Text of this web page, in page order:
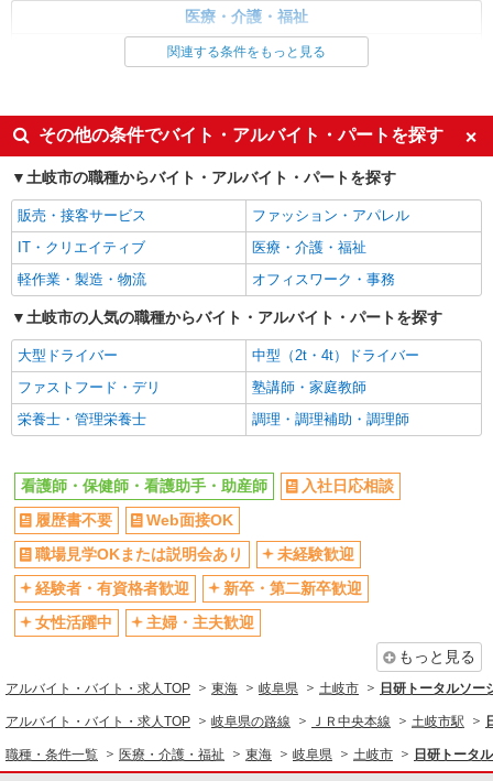
医療・介護・福祉
看護師・保健師・看護助手・助産師
未経験歓迎
ミドル（40代～）活躍中
交通費支給
社会保険あり
関連する条件をもっと見る
その他の条件でバイト・アルバイト・パートを探す
土岐市の職種からバイト・アルバイト・パートを探す
販売・接客サービス
ファッション・アパレル
IT・クリエイティブ
医療・介護・福祉
軽作業・製造・物流
オフィスワーク・事務
土岐市の人気の職種からバイト・アルバイト・パートを探す
大型ドライバー
中型（2t・4t）ドライバー
ファストフード・デリ
塾講師・家庭教師
栄養士・管理栄養士
調理・調理補助・調理師
看護師・保健師・看護助手・助産師
入社日応相談
履歴書不要
Web面接OK
職場見学OKまたは説明会あり
未経験歓迎
経験者・有資格者歓迎
新卒・第二新卒歓迎
女性活躍中
主婦・主夫歓迎
もっと見る
アルバイト・バイト・求人TOP 東海 岐阜県 土岐市 日研トータルソ
アルバイト・バイト・求人TOP 岐阜県の路線 ＪＲ中央本線 土岐市駅
職種・条件一覧 医療・介護・福祉 東海 岐阜県 土岐市 日研トータ